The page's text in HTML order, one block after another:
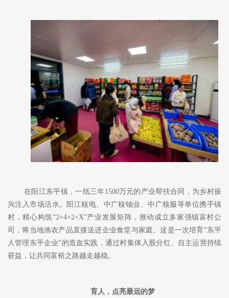
在阳江东平镇，一纸三年1500万元的产业帮扶合同，为乡村振
兴注入市场活水。 阳江核电、中广核铀业、中广核服等单位携手镇
村，精心构筑“2+4+2+X”产业发展矩阵，推动成立多家强镇富村公
司，将当地渔农产品直接送进企业食堂与家庭。这是一次培育“东平
人管理东平企业”的造血实践，通过村集体入股分红、自主运营持续
获益，让共同富裕之路越走越稳。
育人，点亮最远的梦